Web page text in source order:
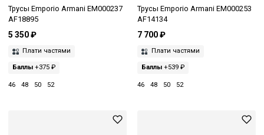
Трусы Emporio Armani EM000237
AF18895
5 350 ₽
Плати частями
Баллы +375 ₽
46 48 50 52
Трусы Emporio Armani EM000253
AF14134
7 700 ₽
Плати частями
Баллы+539 ₽
46 48 50 52